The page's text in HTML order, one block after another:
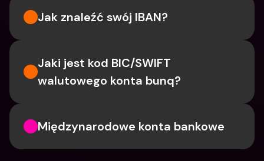
Jak znaleźć swój IBAN?
Jaki jest kod BIC/SWIFT
walutowego konta bunq?
Międzynarodowe konta bankowe